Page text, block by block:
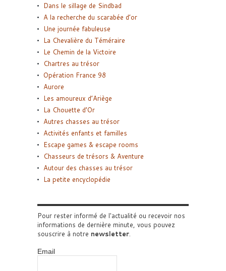
Dans le sillage de Sindbad
A la recherche du scarabée d’or
Une journée fabuleuse
La Chevalière du Téméraire
Le Chemin de la Victoire
Chartres au trésor
Opération France 98
Aurore
Les amoureux d’Ariège
La Chouette d’Or
Autres chasses au trésor
Activités enfants et familles
Escape games & escape rooms
Chasseurs de trésors & Aventure
Autour des chasses au trésor
La petite encyclopédie
Pour rester informé de l'actualité ou recevoir nos
informations de dernière minute, vous pouvez
souscrire à notre newsletter
Email